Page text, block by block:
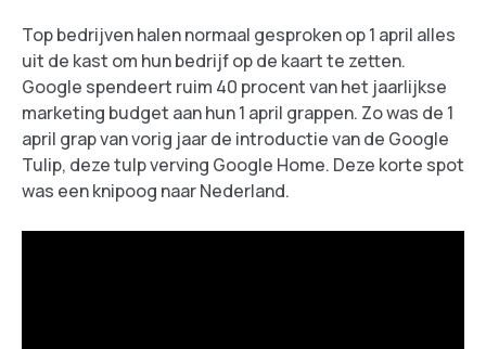
Top bedrijven halen normaal gesproken op 1 april alles
uit de kast om hun bedrijf op de kaart te zetten.
Google spendeert ruim 40 procent van het jaarlijkse
marketing budget aan hun 1 april grappen. Zo was de 1
april grap van vorig jaar de introductie van de Google
Tulip, deze tulp verving Google Home. Deze korte spot
was een knipoog naar Nederland.